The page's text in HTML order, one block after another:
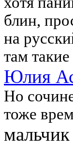
блин,
на
там
Юлия
Но
тоже
мальчик